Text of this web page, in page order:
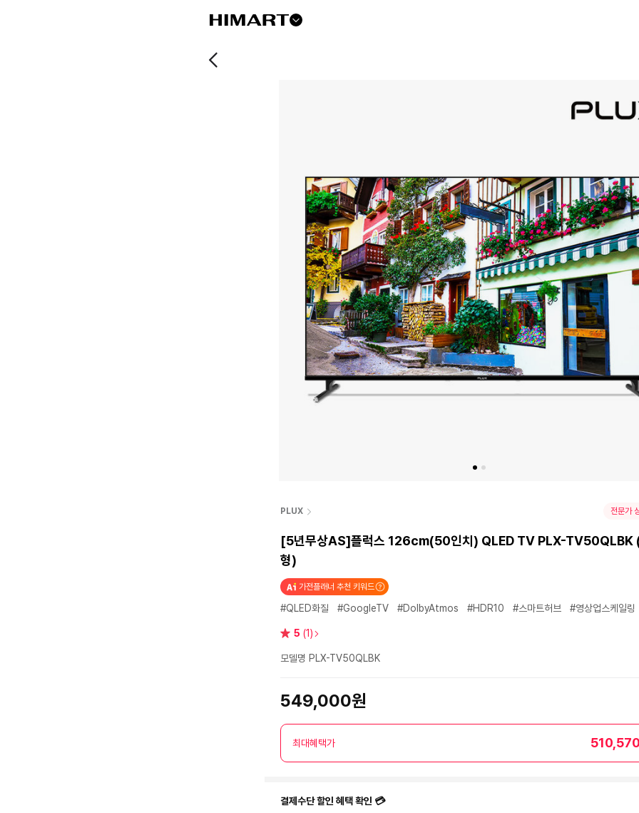
PLUX 전문가
[5년무상AS]플럭스 126cm(50인치) QLED TV PLX-TV50QLBK
형)
가전플래너 추천 키워드
#QLED화질 #GoogleTV #DolbyAtmos #HDR10 #스마트허브 #영상업스케일링
별 5 (1)
모델명 PLX-TV50QLBK
549,000원
최대혜택가
결제수단 할인 혜택 확인 💳